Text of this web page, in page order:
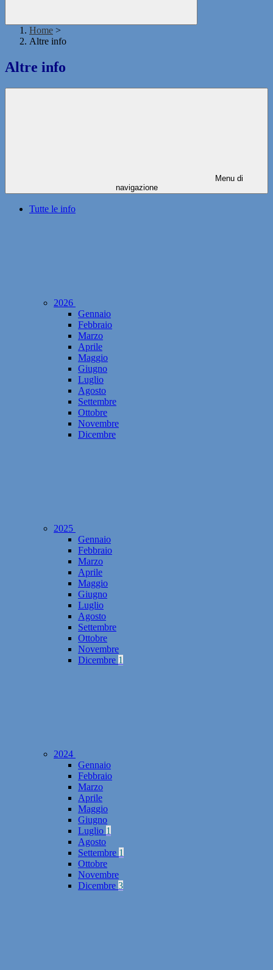
Home >
Altre info
Altre info
Menu di
navigazione
Tutte le info
2026
Gennaio
Febbraio
Marzo
Aprile
Maggio
Giugno
Luglio
Agosto
Settembre
Ottobre
Novembre
Dicembre
2025
Gennaio
Febbraio
Marzo
Aprile
Maggio
Giugno
Luglio
Agosto
Settembre
Ottobre
Novembre
Dicembre 1
2024
Gennaio
Febbraio
Marzo
Aprile
Maggio
Giugno
Luglio 1
Agosto
Settembre 1
Ottobre
Novembre
Dicembre 3